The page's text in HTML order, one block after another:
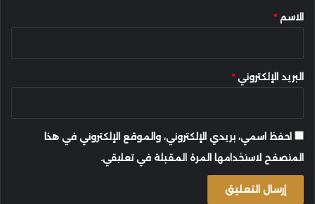
*الاسم *
البريد الإلكتروني *
احفظ اسمي، بريدي الإلكتروني، والموقع الإلكتروني في هذا
المتصفح لاستخدامها المرة المقبلة في تعليقي.